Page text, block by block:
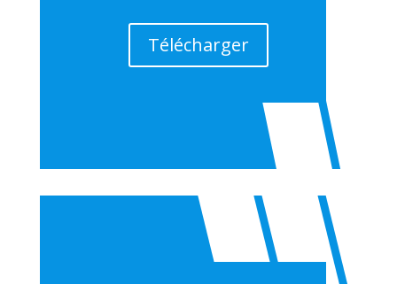
Télécharger